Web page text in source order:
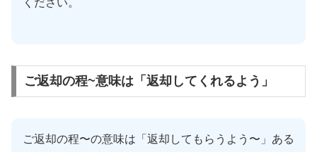
ご返却の程~意味は「返却してくれるよう」
ご返却の程〜の意味は「返却してもらうよう〜」ある